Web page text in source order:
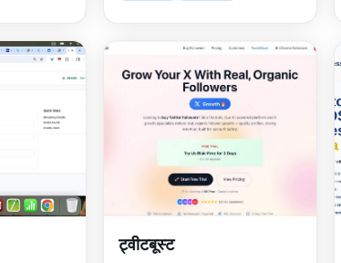
ट्वीटबूस्ट